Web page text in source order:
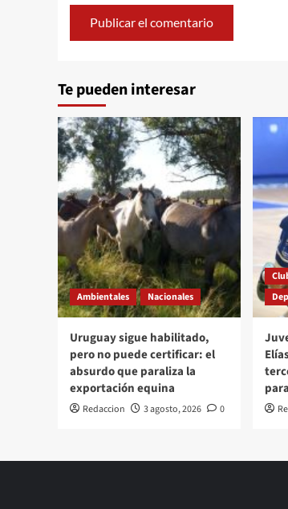
Te pueden interesar
Ambientales Nacionales
Uruguay sigue habilitado,
pero no puede certificar: el
absurdo que paraliza la
exportación equina
Redaccion 3 agosto, 2026 0